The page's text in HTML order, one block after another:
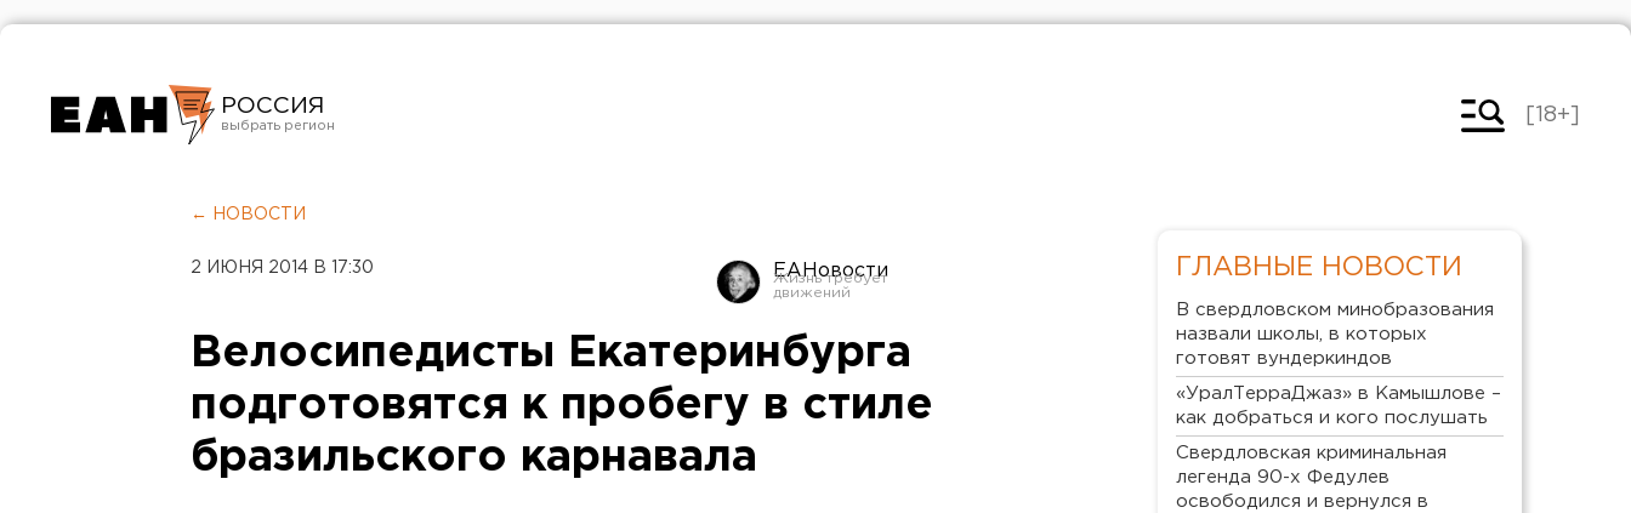
РОССИЯ
Челябинск
[18+]
← НОВОСТИ
2 ИЮНЯ 2014 В 17:30 ЕАНовости
Велосипедисты Екатеринбурга
подготовятся к пробегу в стиле
бразильского карнавала
ГЛАВНЫЕ НОВОСТИ
В свердловском минобразования
назвали школы, в которых
готовят вундеркиндов
«УралТерраДжаз» в Камышлове –
как добраться и кого послушать
Свердловская криминальная
легенда 90-х Федулев
освободился и вернулся в